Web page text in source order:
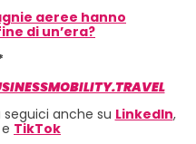
aeree hanno
di un’era?
anche su LinkedIn,
e TikTok